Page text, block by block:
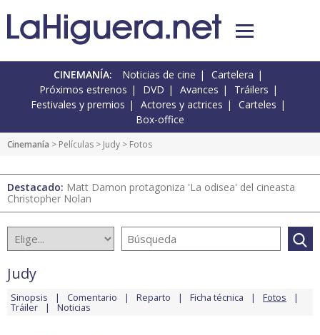
CINEMANÍA: Noticias de cine
Cartelera
Próximos estrenos
DVD Avances
Tráilers
Festivales y premios
Actores y actrices
Carteles
Box-office
Cinemanía > Películas > Judy > Fotos
Destacado: Matt Damon protagoniza 'La odisea' del cineasta
Christopher Nolan
Judy
Sinopsis Comentario Reparto Ficha técnica Fotos
Tráiler Noticias